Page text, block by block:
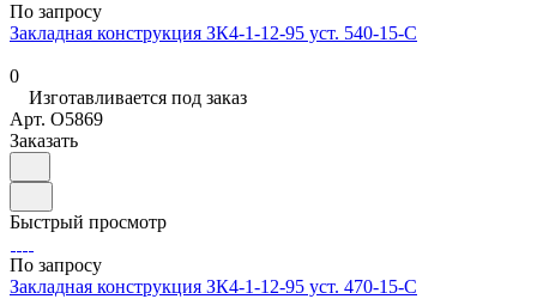
По запросу
Закладная конструкция ЗК4-1-12-95 уст. 540-15-С
0
Изготавливается под заказ
Арт. O5869
Заказать
Быстрый просмотр
По запросу
Закладная конструкция ЗК4-1-12-95 уст. 470-15-С